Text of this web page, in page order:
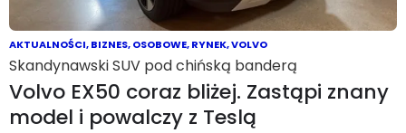
AKTUALNOŚCI,BIZNES,OSOBOWE,RYNEK,VOLVO
Skandynawski SUV pod chińską banderą
Volvo EX50 coraz bliżej. Zastąpi znany
model i powalczy z Teslą